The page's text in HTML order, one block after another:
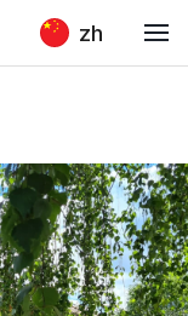
zh